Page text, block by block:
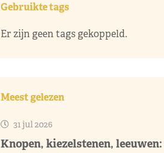
Gebruikte tags
Er zijn geen tags gekoppeld.
Meest gelezen
31 jul 2026
Knopen, kiezelstenen,